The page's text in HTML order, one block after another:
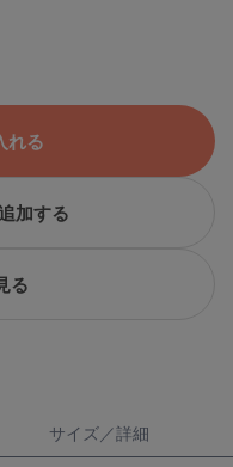
れる
加する
る
サイズ／詳細